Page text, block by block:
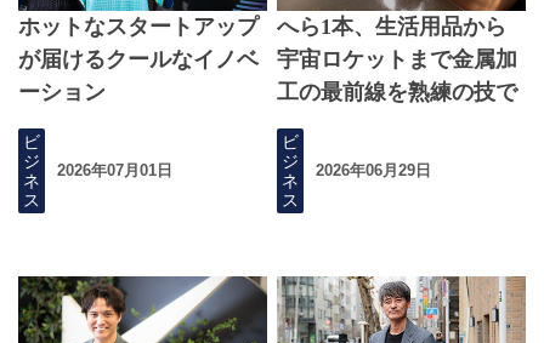
ホットなスタートアップ
が届けるクールなイノベ
ーション
ビ
ジ
ネ
ス
2026年07月01日
へら1本、生活用品から
宇宙ロケットまで金属加
工の最前線を熟練の技で
切り開く
ビ
ジ
ネ
ス
2026年06月29日